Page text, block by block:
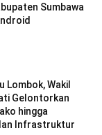
Sumbawa
Lombok, Wakil
Gelontorkan
hingga
Infrastruktur